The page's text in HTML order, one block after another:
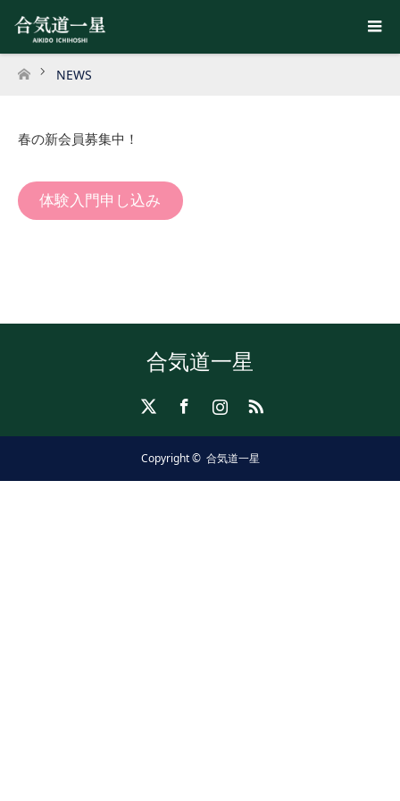
ホーム
NEWS
春の新会員募集中！
体験入門申し込み
合気道一星
InstagramRSS
Copyright © 合気道一星